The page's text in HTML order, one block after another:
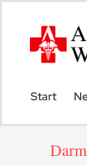
content
Start